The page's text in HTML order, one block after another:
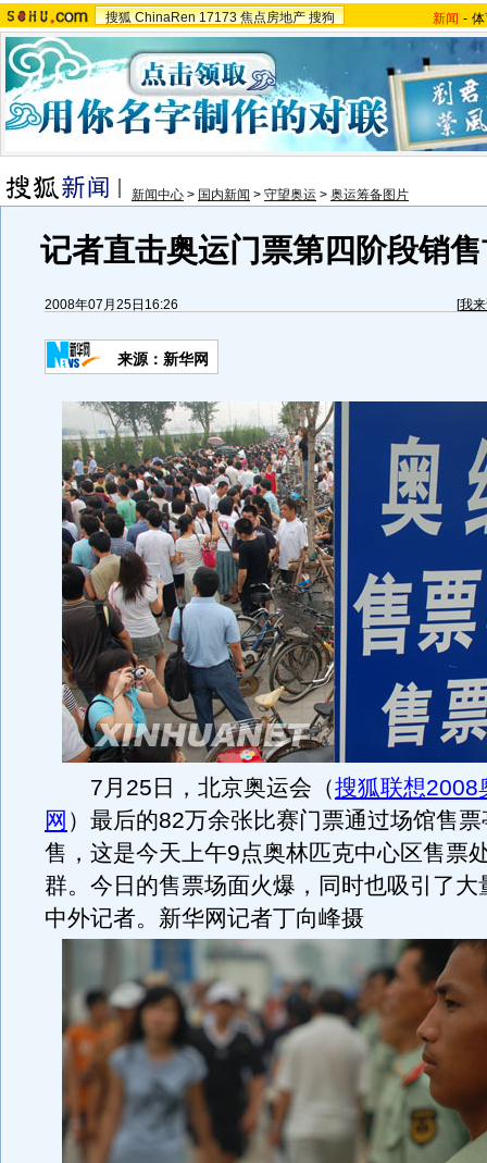
搜狐 ChinaRen 17173 焦点房地产 搜狗 新闻 -
新闻中心 > 国内新闻 > 守望奥运 > 奥运筹备图片
记者直击奥运门票第四阶段销
2008年07月25日16:26 [我
来源：新华网
7月25日，北京奥运会（搜狐联想2008
网 ）最后的82万余张比赛门票通过场馆售
售，这是今天上午9点奥林匹克中心区售票
群。今日的售票场面火爆，同时也吸引了大
中外记者。新华网记者丁向峰摄